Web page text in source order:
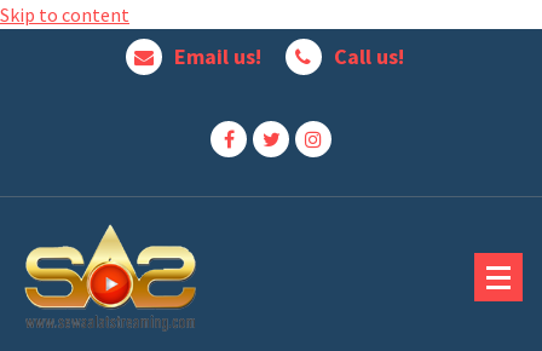
Skip to content
Email us! Call us!